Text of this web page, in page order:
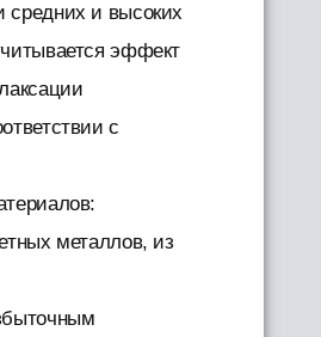
и высоких
эффект
с
металлов, из